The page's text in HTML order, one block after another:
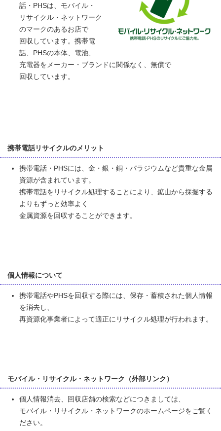
話・PHSは、モバイル・
リサイクル・ネットワーク
のマークのあるお店で
回収しています。携帯電
話、PHSの本体、電池、
充電器をメーカー・ブランドに関係なく、無償で
回収しています。
携帯電話リサイクルのメリット
携帯電話・PHSには、金・銀・銅・パラジウムなど貴重な金属
資源が含まれています。
携帯電話をリサイクル処理することにより、鉱山から採掘する
よりもずっと効率よく
金属資源を回収することができます。
個人情報について
携帯電話やPHSを回収する際には、保存・蓄積された個人情報
を消去し、
再資源化事業者によって適正にリサイクル処理が行われます。
モバイル・リサイクル・ネットワーク（外部リンク）
個人情報消去、回収店舗の検索などにつきましては、
モバイル・リサイクル・ネットワークのホームページをご覧く
ださい。